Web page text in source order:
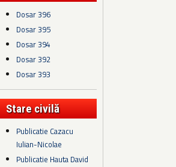
Dosar 396
Dosar 395
Dosar 394
Dosar 392
Dosar 393
Stare civilă
Publicatie Cazacu
Iulian-Nicolae
Publicatie Hauta David